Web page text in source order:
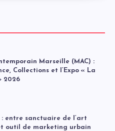
Marseille (MAC) :
Collections et l’Expo « La
2026
: entre sanctuaire de l’art
outil de marketing urbain